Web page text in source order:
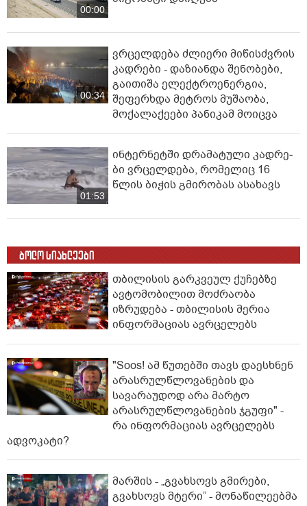
00:00
00:34
ვრცელდება ძლიერი მიწისძვრის
კადრები - დაზიანდა შენობები,
გაითიშა ელექტროენერგია,
შეფერხდა მეტროს მუშაობა,
მოქალაქეები პანიკამ მოიცვა
01:53
ინ­ტერ­ნეტ­ში დრა­მა­ტუ­ლი კად­რე­
ბი ვრცელდება, რომელიც 16
წლის ბიჭის გმირობას ასახავს
ბოლო სიახლეები
თბილისის გარკვეულ ქუჩებზე
ავტომობილით მოძრაობა
იზრუდება - თბილისის მერია
ინფორმაციას ავრცელებს
"Soos! ამ წუთებში თავს დაესხნენ
არასრულწლოვანების და
სავარაუდოდ არა მარტო
არასრულწლოვანების ჯგუფი" -
რა ინფორმაციას ავრცელებს
ადვოკატი?
მარშის - „გვახსოვს გმირები,
გვახსოვს მტერი” - მონაწილეებმა